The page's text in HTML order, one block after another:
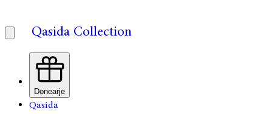
Qasida Collection
Donearje
Qasida